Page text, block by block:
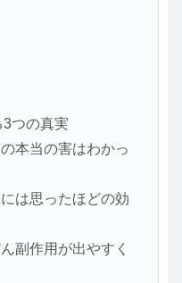
つの真実
本当の害はわかっ
は思ったほどの効
副作用が出やすく